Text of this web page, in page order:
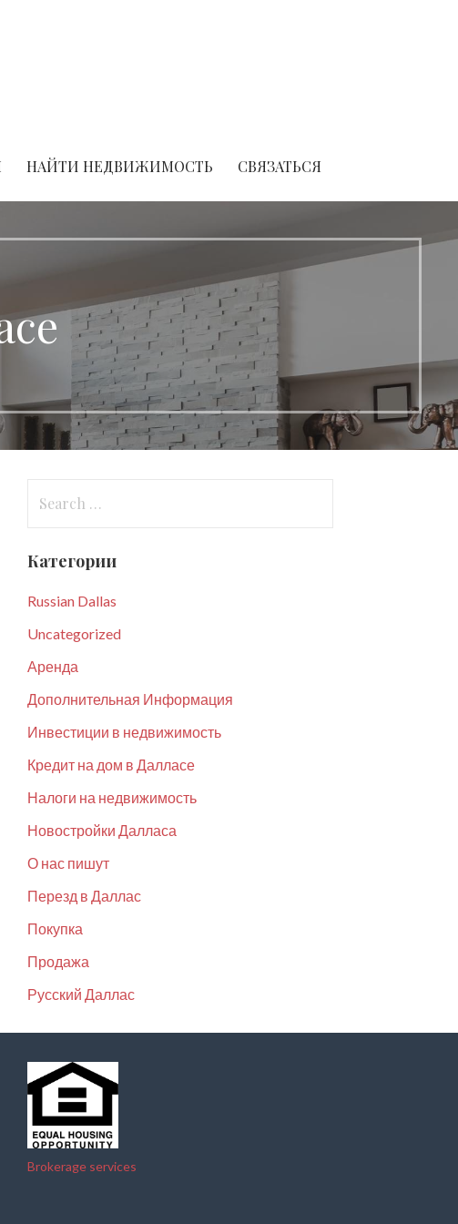
НАЙТИ НЕДВИЖИМОСТЬ СВЯЗАТЬСЯ
Категории
Russian Dallas
Uncategorized
Аренда
Дополнительная Информация
Инвестиции в недвижимость
Кредит на дом в Далласе
Налоги на недвижимость
Новостройки Далласа
О нас пишут
Перезд в Даллас
Покупка
Продажа
Русский Даллас
Brokerage services